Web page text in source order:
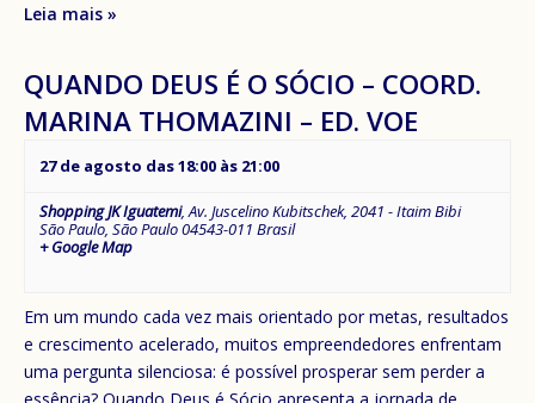
Leia mais »
QUANDO DEUS É O SÓCIO – COORD.
MARINA THOMAZINI – ED. VOE
27 de agosto das 18:00 às 21:00
Shopping JK Iguatemi,Av. Juscelino Kubitschek, 2041 - Itaim Bibi
São Paulo, São Paulo04543-011 Brasil
+ Google Map
Em um mundo cada vez mais orientado por metas, resultados
e crescimento acelerado, muitos empreendedores enfrentam
uma pergunta silenciosa: é possível prosperar sem perder a